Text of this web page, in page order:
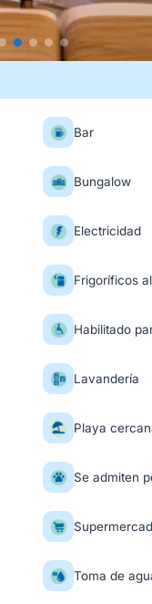
Bar
Bungalow
Electricidad
Frigoríficos
Habilitado
Lavandería
Playa
Se admiten
Toma de